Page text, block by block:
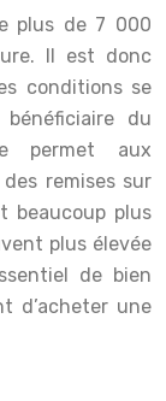
plus de 7 000
Il est donc
conditions se
du
permet aux
remises sur
beaucoup plus
plus élevée
de bien
d’acheter une